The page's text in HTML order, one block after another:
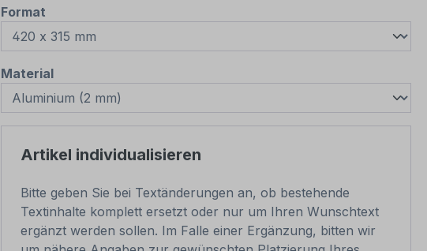
Format
Materialauswählen
Artikel individualisieren
Bitte geben Sie bei Textänderungen an, ob bestehende
Textinhalte komplett ersetzt oder nur um Ihren Wunschtext
ergänzt werden sollen. Im Falle einer Ergänzung, bitten wir